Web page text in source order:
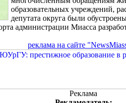
образовательных учреждений,
депутата округа были
администрации Миасса
реклама на сайте
Реклама